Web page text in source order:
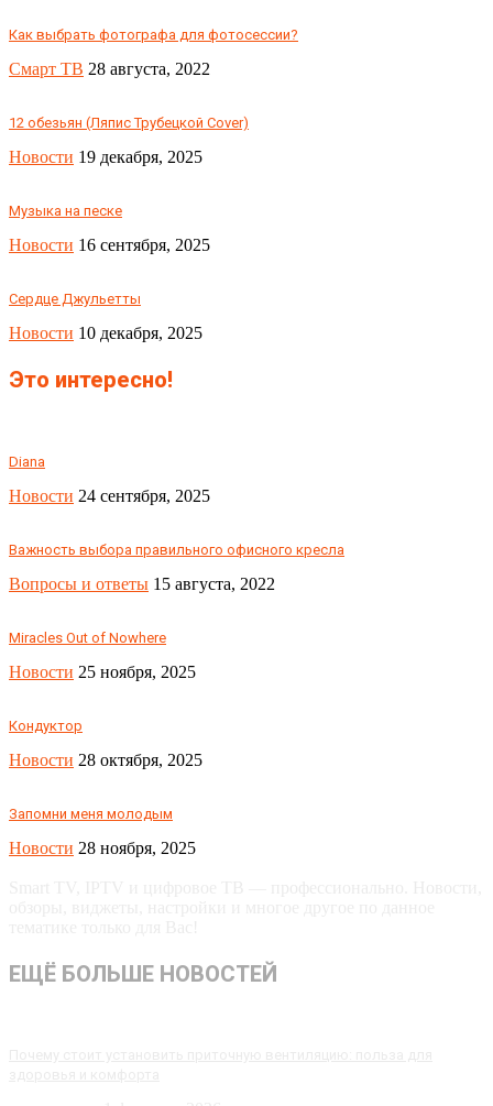
Как выбрать фотографа для фотосессии?
Смарт ТВ 28 августа, 2022
12 обезьян (Ляпис Трубецкой Cover)
Новости 19 декабря, 2025
Музыка на песке
Новости 16 сентября, 2025
Сердце Джульетты
Новости 10 декабря, 2025
Это интересно!
Diana
Новости 24 сентября, 2025
Важность выбора правильного офисного кресла
Вопросы и ответы 15 августа, 2022
Miracles Out of Nowhere
Новости 25 ноября, 2025
Кондуктор
Новости 28 октября, 2025
Запомни меня молодым
Новости 28 ноября, 2025
ЕЩЁ БОЛЬШЕ НОВОСТЕЙ